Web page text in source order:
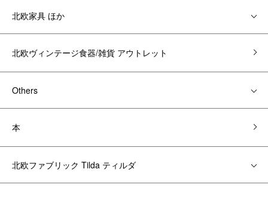
北欧家具 ほか
北欧ヴィンテージ食器/雑貨 アウトレット
Others
本
北欧ファブリック Tilda ティルダ